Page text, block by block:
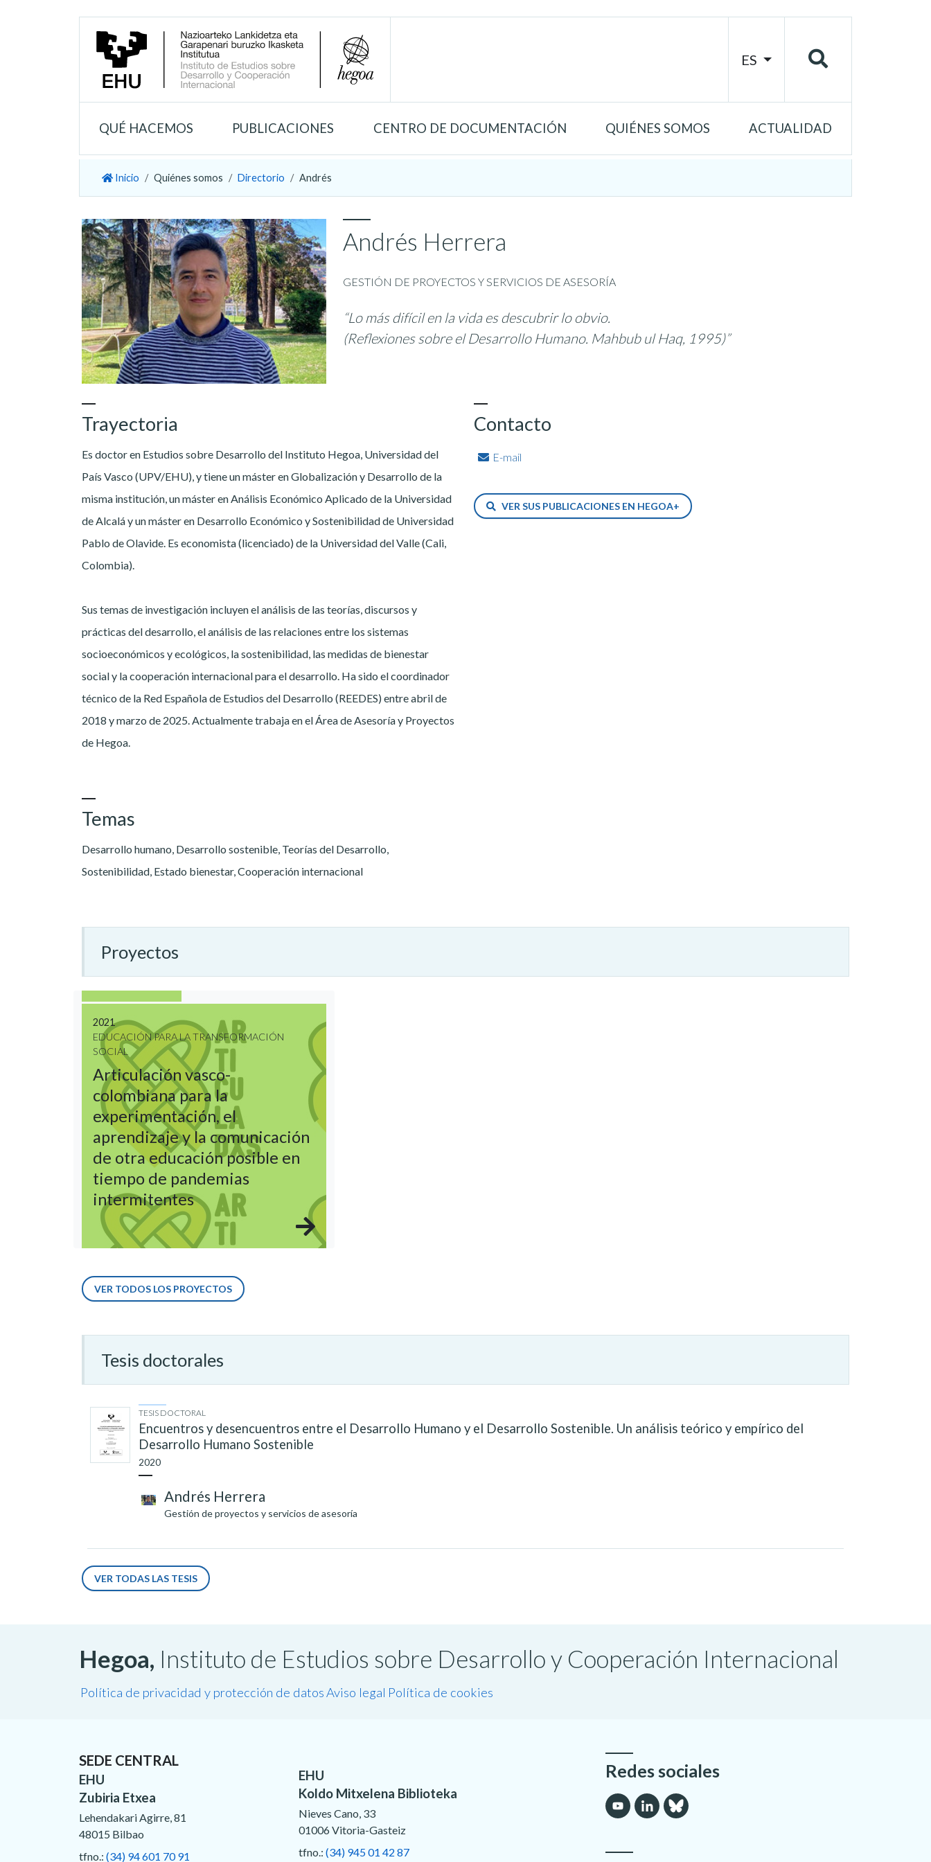
ES
QUÉ HACEMOS PUBLICACIONES CENTRO DE DOCUMENTACIÓN QUIÉNES SOMOS ACTUALIDAD
Inicio Quiénes somos Directorio Andrés
Andrés Herrera
GESTIÓN DE PROYECTOS Y SERVICIOS DE ASESORÍA
“Lo más difícil en la vida es descubrir lo obvio.
(Reflexiones sobre el Desarrollo Humano. Mahbub ul Haq, 1995)”
Trayectoria
Es doctor en Estudios sobre Desarrollo del Instituto Hegoa, Universidad del
País Vasco (UPV/EHU), y tiene un máster en Globalización y Desarrollo de la
misma institución, un máster en Análisis Económico Aplicado de la Universidad
de Alcalá y un máster en Desarrollo Económico y Sostenibilidad de Universidad
Pablo de Olavide. Es economista (licenciado) de la Universidad del Valle (Cali,
Colombia).
Sus temas de investigación incluyen el análisis de las teorías, discursos y
prácticas del desarrollo, el análisis de las relaciones entre los sistemas
socioeconómicos y ecológicos, la sostenibilidad, las medidas de bienestar
social y la cooperación internacional para el desarrollo. Ha sido el coordinador
técnico de la Red Española de Estudios del Desarrollo (REEDES) entre abril de
2018 y marzo de 2025. Actualmente trabaja en el Área de Asesoría y Proyectos
de Hegoa.
Temas
Desarrollo humano, Desarrollo sostenible, Teorías del Desarrollo,
Sostenibilidad, Estado bienestar, Cooperación internacional
Contacto
E-mail
VER SUS PUBLICACIONES EN HEGOA+
Proyectos
2021
EDUCACIÓN PARA LA TRANSFORMACIÓN
SOCIAL
Articulación vasco-
colombiana para la
experimentación, el
aprendizaje y la comunicación
de otra educación posible en
tiempo de pandemias
intermitentes
VER TODOS LOS PROYECTOS
Tesis doctorales
TESIS DOCTORAL
Encuentros y desencuentros entre el Desarrollo Humano y el Desarrollo Sostenible. Un análisis teórico y empírico del
Desarrollo Humano Sostenible
2020
Andrés Herrera
Gestión de proyectos y servicios de asesoría
VER TODAS LAS TESIS
Hegoa, Instituto de Estudios sobre Desarrollo y Cooperación Internacional
Política de privacidad y protección de datosAviso legal Política de cookies
SEDE CENTRAL
EHU
Zubiria Etxea
Lehendakari Agirre, 81
48015 Bilbao
tfno.: (34) 94 601 70 91
EHU
Koldo Mitxelena Biblioteka
Nieves Cano, 33
01006 Vitoria-Gasteiz
tfno.: (34) 945 01 42 87
Redes sociales